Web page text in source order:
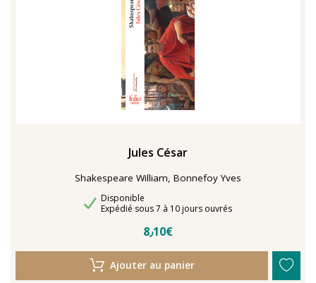
Jules César
Shakespeare William, Bonnefoy Yves
Disponibilité
Disponible
Délais de livraison
Expédié sous 7 à 10 jours ouvrés
8٫10€
Ajouter au panier